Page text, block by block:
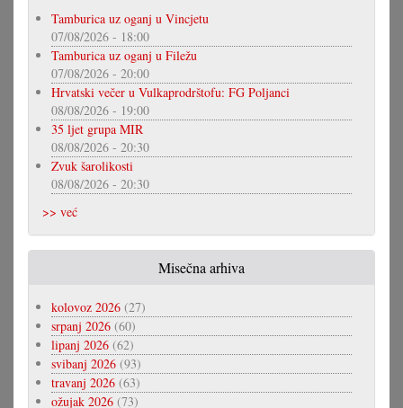
Tamburica uz oganj u Vincjetu
07/08/2026 - 18:00
Tamburica uz oganj u Filežu
07/08/2026 - 20:00
Hrvatski večer u Vulkaprodrštofu: FG Poljanci
08/08/2026 - 19:00
35 ljet grupa MIR
08/08/2026 - 20:30
Zvuk šarolikosti
08/08/2026 - 20:30
>> već
Misečna arhiva
kolovoz 2026 (27)
srpanj 2026 (60)
lipanj 2026 (62)
svibanj 2026 (93)
travanj 2026 (63)
ožujak 2026 (73)